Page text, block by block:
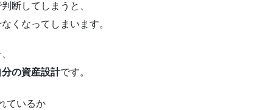
断してしまうと、
くなってしまいます。
分の資産設計です。
ているか